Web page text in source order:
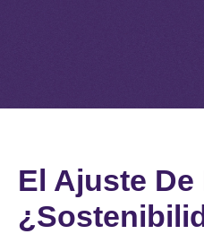
El Ajuste De